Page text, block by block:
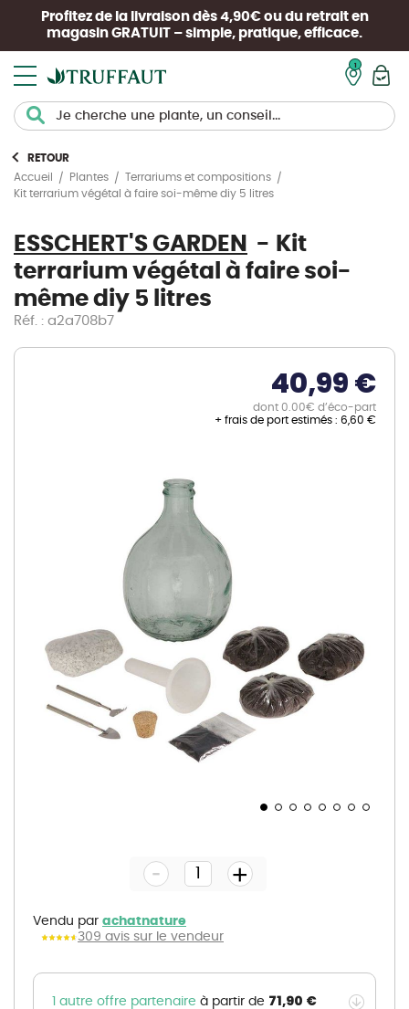
Profitez de la livraison dès 4,90€ ou du retrait en
magasin GRATUIT – simple, pratique, efficace.
RETOUR
Accueil
Plantes
Terrariums et compositions
Kit terrarium végétal à faire soi-même diy 5 litres
ESSCHERT'S GARDEN
Kit
terrarium végétal à faire soi-
même diy 5 litres
Réf. : a2a708b7
40,99 €
dont 0.00€ d’éco-part
+ frais de port estimés : 6,60 €
gallery
Vendu par achatnature
309 avis sur le vendeur
- +
1 autre offre partenaire à partir de 71,90 €